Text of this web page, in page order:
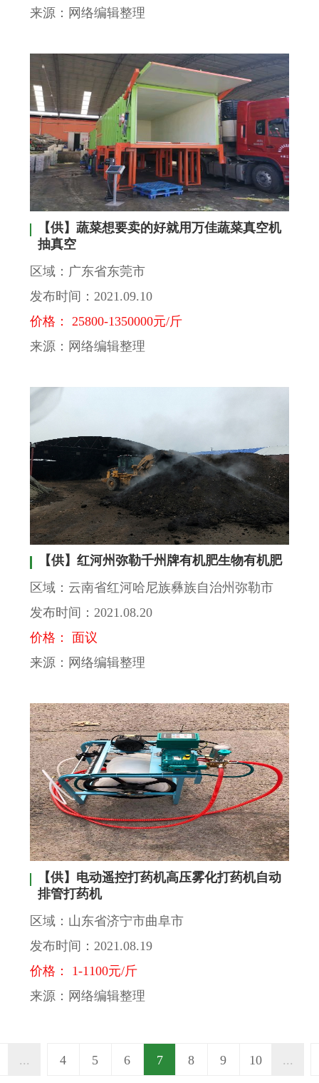
来源：网络编辑整理
【供】蔬菜想要卖的好就用万佳蔬菜真空机
抽真空
区域：广东省东莞市
发布时间：2021.09.10
价格： 25800-1350000元/斤
来源：网络编辑整理
【供】红河州弥勒千州牌有机肥生物有机肥
区域：云南省红河哈尼族彝族自治州弥勒市
发布时间：2021.08.20
价格： 面议
来源：网络编辑整理
【供】电动遥控打药机高压雾化打药机自动
排管打药机
区域：山东省济宁市曲阜市
发布时间：2021.08.19
价格： 1-1100元/斤
来源：网络编辑整理
... 4 5 6 7 8 9 10 ...